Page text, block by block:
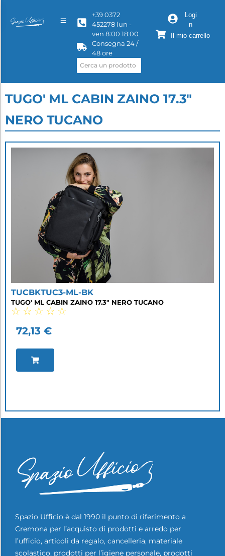
+39 0372
452278 lun -
ven 8:00 18:00
Consegna 24 /
48 ore
Logi
n
Il mio carrello
TUGO' ML CABIN ZAINO 17.3"
NERO TUCANO
TUCBKTUC3-ML-BK
TUGO' ML CABIN ZAINO 17.3" NERO TUCANO
☆ ☆ ☆ ☆ ☆
72,13 €
Spazio Ufficio è dal 1990 il punto di riferimento a
Cremona per l’acquisto di prodotti e arredo per
l’ufficio, articoli da regalo, cancelleria, materiale
scolastico, prodotti per l’igiene personale, prodotti